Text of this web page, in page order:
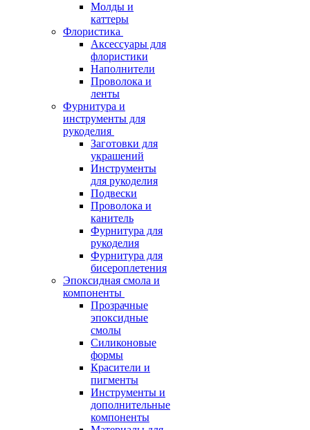
Молды и
каттеры
Флористика
Аксессуары для
флористики
Наполнители
Проволока и
ленты
Фурнитура и
инструменты для
рукоделия
Заготовки для
украшений
Инструменты
для рукоделия
Подвески
Проволока и
канитель
Фурнитура для
рукоделия
Фурнитура для
бисероплетения
Эпоксидная смола и
компоненты
Прозрачные
эпоксидные
смолы
Силиконовые
формы
Красители и
пигменты
Инструменты и
дополнительные
компоненты